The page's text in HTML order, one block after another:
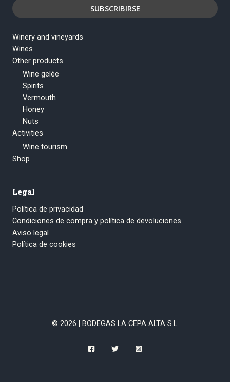
Winery and vineyards
Wines
Other products
Wine gelée
Spirits
Vermouth
Honey
Nuts
Activities
Wine tourism
Shop
Legal
Política de privacidad
Condiciones de compra y política de devoluciones
Aviso legal
Política de cookies
© 2026 | BODEGAS LA CEPA ALTA S.L.